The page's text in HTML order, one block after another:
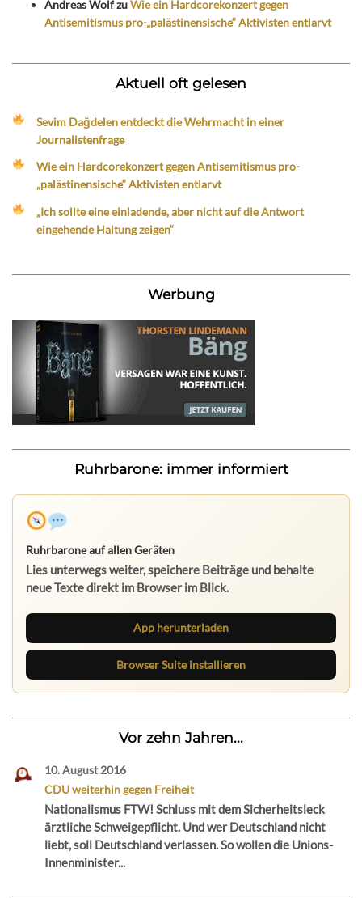
Andreas WolfzuWie ein Hardcorekonzert gegen
Antisemitismus pro-„palästinensische“ Aktivisten entlarvt
Aktuell oft gelesen
Sevim Dağdelen entdeckt die Wehrmacht in einer
Journalistenfrage
Wie ein Hardcorekonzert gegen Antisemitismus pro-
„palästinensische“ Aktivisten entlarvt
„Ich sollte eine einladende, aber nicht auf die Antwort
eingehende Haltung zeigen“
Werbung
Ruhrbarone: immer informiert
Ruhrbarone auf allen Geräten
Lies unterwegs weiter, speichere Beiträge und behalte
neue Texte direkt im Browser im Blick.
App herunterladen
Browser Suite installieren
Vor zehn Jahren...
10. August 2016
CDU weiterhin gegen Freiheit
Nationalismus FTW! Schluss mit dem Sicherheitsleck
ärztliche Schweigepflicht. Und wer Deutschland nicht
liebt, soll Deutschland verlassen. So wollen die Unions-
Innenminister...